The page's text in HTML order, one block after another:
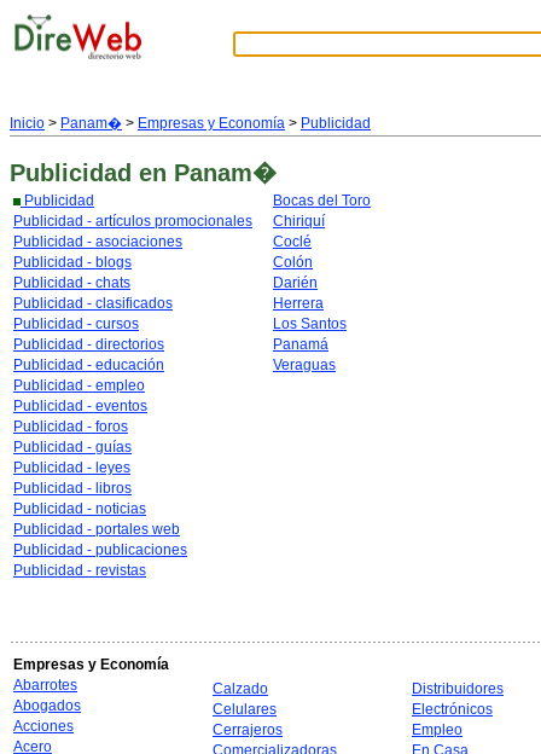
Inicio > Panam� > Empresas y Economía > Publicidad
Publicidad en Panam�
Publicidad
Publicidad - artículos promocionales
Publicidad - asociaciones
Publicidad - blogs
Publicidad - chats
Publicidad - clasificados
Publicidad - cursos
Publicidad - directorios
Publicidad - educación
Publicidad - empleo
Publicidad - eventos
Publicidad - foros
Publicidad - guías
Publicidad - leyes
Publicidad - libros
Publicidad - noticias
Publicidad - portales web
Publicidad - publicaciones
Publicidad - revistas
Bocas del Toro
Chiriquí
Coclé
Colón
Darién
Herrera
Los Santos
Panamá
Veraguas
Empresas y Economía
Abarrotes
Abogados
Acciones
Acero
Calzado
Celulares
Cerrajeros
Comercializadoras
Distribuidores
Electrónicos
Empleo
En Casa